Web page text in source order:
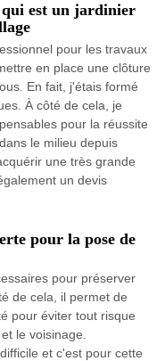
qui est un jardinier
pour les travaux
en place une clôture
En fait, j'étais formé
À côté de cela, je
pour la réussite
le milieu depuis
une très grande
un devis
pour la pose de
pour préserver
de cela, il permet de
pour éviter tout risque
le voisinage.
et c'est pour cette